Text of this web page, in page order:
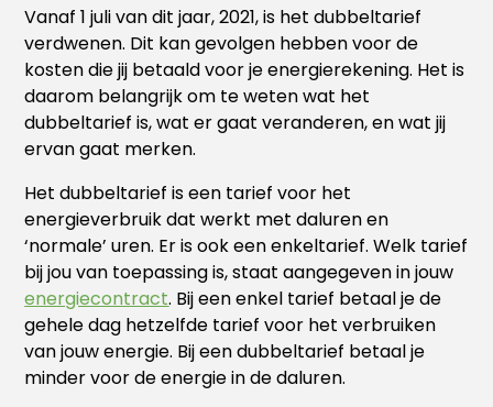
Vanaf 1 juli van dit jaar, 2021, is het dubbeltarief
verdwenen. Dit kan gevolgen hebben voor de
kosten die jij betaald voor je energierekening. Het is
daarom belangrijk om te weten wat het
dubbeltarief is, wat er gaat veranderen, en wat jij
ervan gaat merken.
Het dubbeltarief is een tarief voor het
energieverbruik dat werkt met daluren en
‘normale’ uren. Er is ook een enkeltarief. Welk tarief
bij jou van toepassing is, staat aangegeven in jouw
energiecontract. Bij een enkel tarief betaal je de
gehele dag hetzelfde tarief voor het verbruiken
van jouw energie. Bij een dubbeltarief betaal je
minder voor de energie in de daluren.